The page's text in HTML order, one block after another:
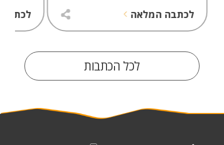
לכתבה המלאה
לכל הכתבות